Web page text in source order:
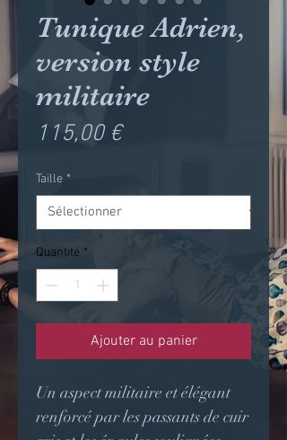
Tunique Adrien,
version style
militaire
115,00 €Prix
Taille *
Quantité *
Ajouter au panier
Un aspect militaire et élégant
renforcé par les passants de cuir